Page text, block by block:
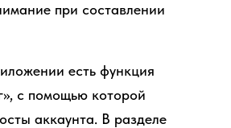
при составлении
есть функция
с помощью которой
аккаунта. В разделе